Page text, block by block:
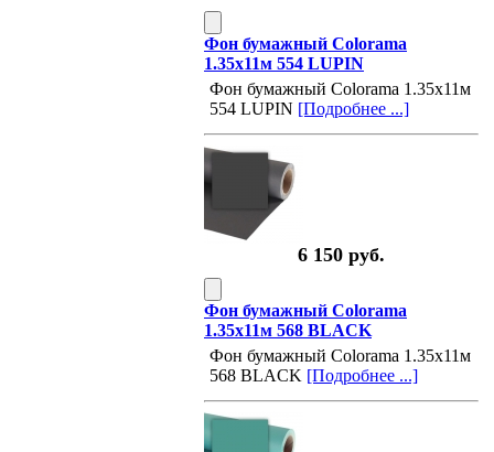
Фон бумажный Colorama
1.35х11м 554 LUPIN
Фон бумажный Colorama 1.35х11м
554 LUPIN [Подробнее ...]
6 150 руб.
Фон бумажный Colorama
1.35х11м 568 BLACK
Фон бумажный Colorama 1.35х11м
568 BLACK [Подробнее ...]